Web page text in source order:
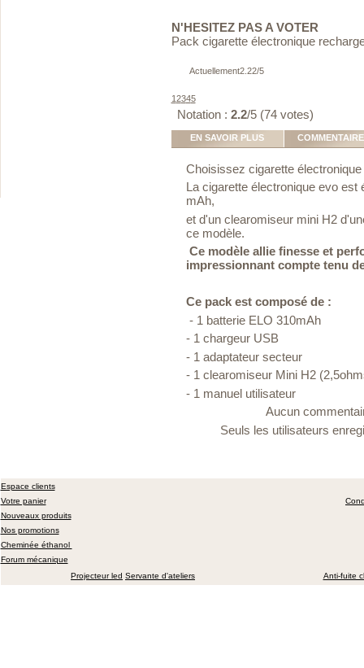
N'HESITEZ PAS A VOTER
Pack cigarette électronique
Actuellement2.22/5
12345
Notation :2.2/5 (74 votes)
EN SAVOIR PLUS
Choisissez cigarette
La cigarette électronique evo est
mAh,
et d'un clearomiseur mini H2
ce modèle.
Ce modèle allie finesse et
impressionnant compte tenu
Ce pack est composé de :
- 1 batterie ELO 310mAh
- 1 chargeur USB
- 1 adaptateur secteur
- 1 clearomiseur Mini H2
- 1 manuel utilisateur
Aucun
Seuls les utilisateurs
Espace clients
Votre panier
Nouveaux produits
Nos promotions
Cheminée éthanol
Forum mécanique
Projecteur led Servante d'ateliers Anti-fuite